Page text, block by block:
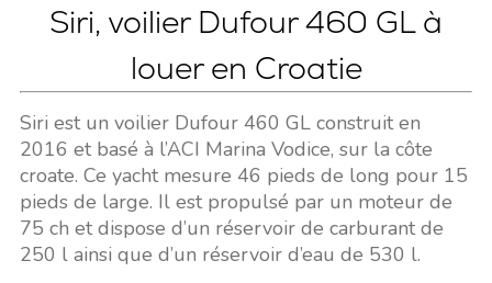
Siri, voilier Dufour 460 GL à
louer en Croatie
Siri est un voilier Dufour 460 GL construit en
2016 et basé à l’ACI Marina Vodice, sur la côte
croate. Ce yacht mesure 46 pieds de long pour 15
pieds de large. Il est propulsé par un moteur de
75 ch et dispose d’un réservoir de carburant de
250 l ainsi que d’un réservoir d’eau de 530 l.